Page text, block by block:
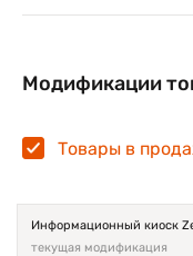
Модификации
Товары в
Информационный киоск
текущая модификация